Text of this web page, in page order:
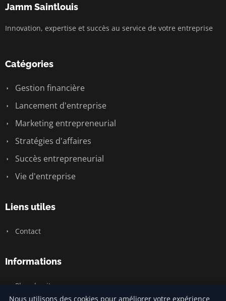
Jamm Saintlouis
Innovation, expertise et succès au service de votre entreprise
Catégories
Gestion financière
Lancement d'entreprise
Marketing entrepreneurial
Stratégies d'affaires
Succès entrepreneurial
Vie d'entreprise
Liens utiles
Contact
Informations
Plan du site
Nous utilisons des cookies pour améliorer votre expérience